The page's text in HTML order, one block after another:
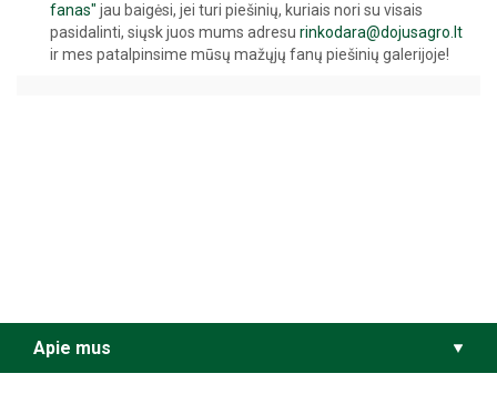
Apie mus
fanas" jau baigėsi, jei turi piešinių, kuriais nori su visais
pasidalinti, siųsk juos mums adresu rinkodara@dojusagro.lt
ir mes patalpinsime mūsų mažųjų fanų piešinių galerijoje!